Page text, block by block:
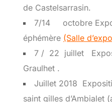
de Castelsarrasin.
7/14 octobre
éphémère (Salle
7 / 22 juillet
Graulhet .
Juillet 2018
saint gilles